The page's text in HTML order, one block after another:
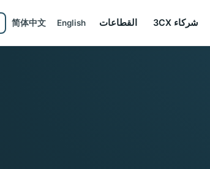
شركاء 3CX القطاعات English
简体中文